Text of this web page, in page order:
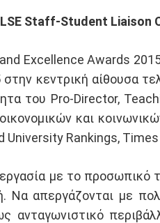
Staff-Student Liaison
Excellence Awards
κεντρική αίθουσα
του Pro-Director,
και
University Rankings,
με το προσωπικό
Να απεργάζονται με
ανταγωνιστικό